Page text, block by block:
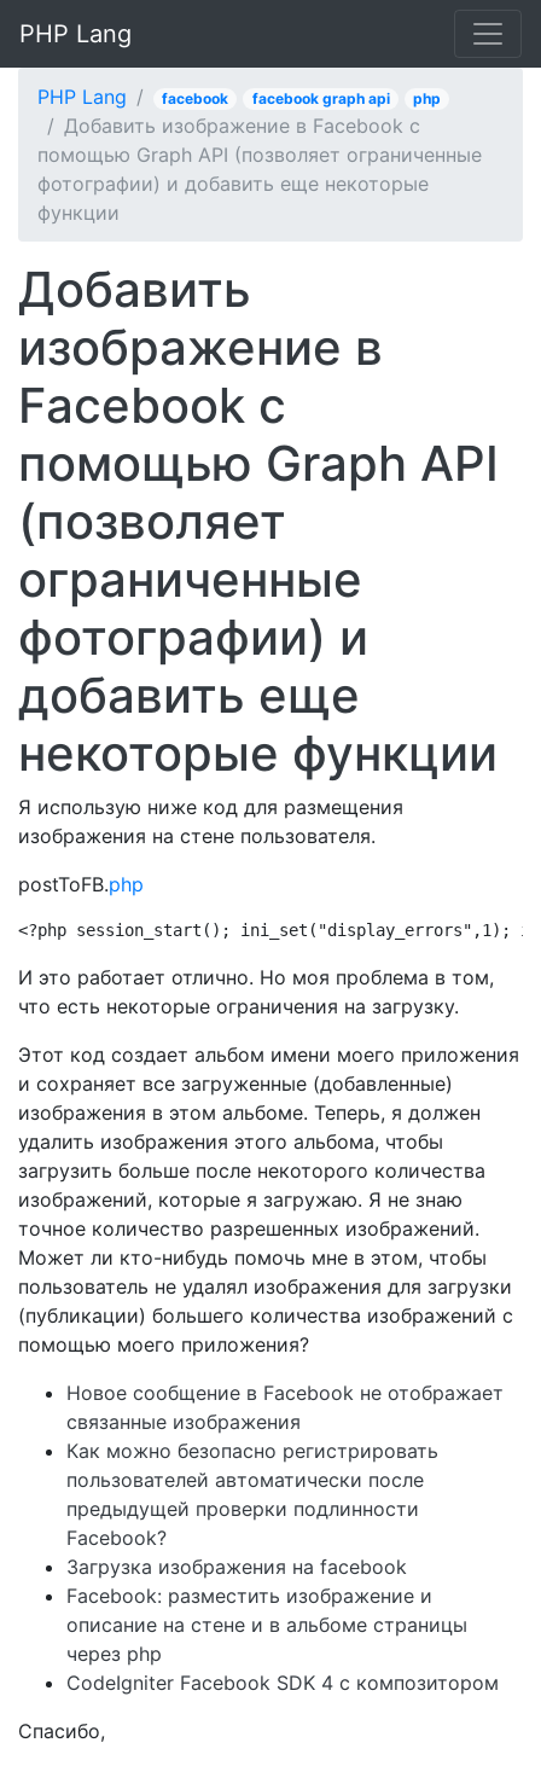
PHP Lang
PHP Lang facebook facebook graph api php
Добавить изображение в Facebook с
помощью Graph API (позволяет ограниченные
фотографии) и добавить еще некоторые
функции
Добавить
изображение в
Facebook с
помощью Graph API
(позволяет
ограниченные
фотографии) и
добавить еще
некоторые функции
Я использую ниже код для размещения
изображения на стене пользователя.
postToFB.php
<?php session_start(); ini_set("display_errors",1);
И это работает отлично. Но моя проблема в том,
что есть некоторые ограничения на загрузку.
Этот код создает альбом имени моего приложения
и сохраняет все загруженные (добавленные)
изображения в этом альбоме. Теперь, я должен
удалить изображения этого альбома, чтобы
загрузить больше после некоторого количества
изображений, которые я загружаю. Я не знаю
точное количество разрешенных изображений.
Может ли кто-нибудь помочь мне в этом, чтобы
пользователь не удалял изображения для загрузки
(публикации) большего количества изображений с
помощью моего приложения?
Новое сообщение в Facebook не отображает
связанные изображения
Как можно безопасно регистрировать
пользователей автоматически после
предыдущей проверки подлинности
Facebook?
Загрузка изображения на facebook
Facebook: разместить изображение и
описание на стене и в альбоме страницы
через php
CodeIgniter Facebook SDK 4 с композитором
Спасибо,